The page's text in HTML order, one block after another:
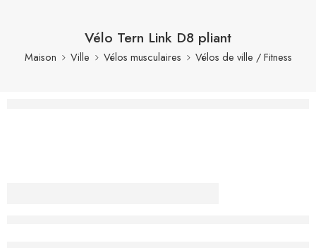
Vélo Tern Link D8 pliant
Maison Ville Vélos musculaires Vélos de ville / Fitness